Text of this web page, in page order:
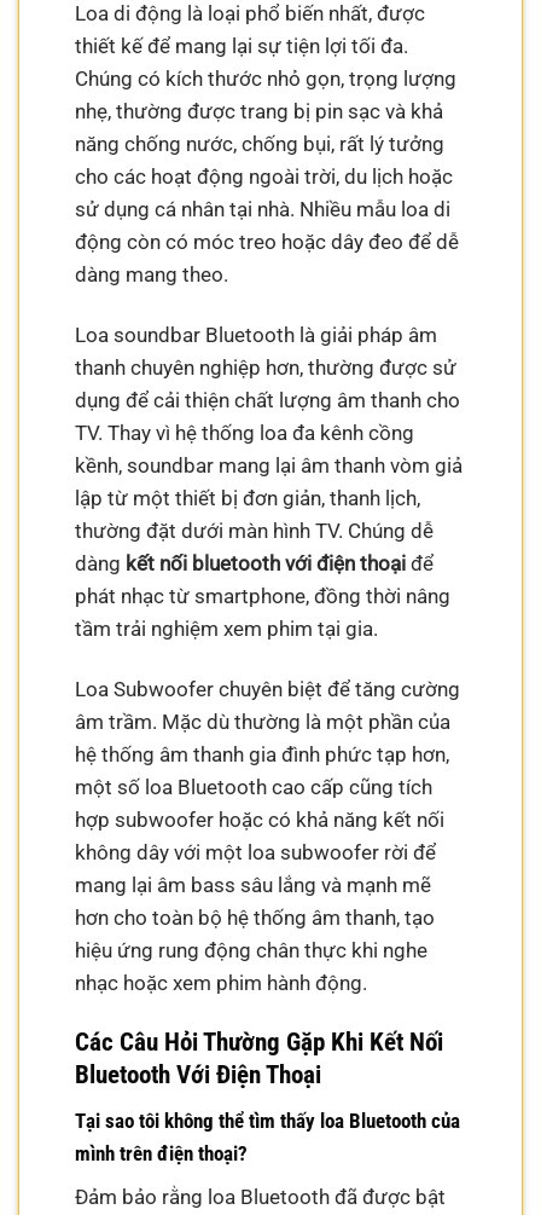
Loa di động là loại phổ biến nhất, được
thiết kế để mang lại sự tiện lợi tối đa.
Chúng có kích thước nhỏ gọn, trọng lượng
nhẹ, thường được trang bị pin sạc và khả
năng chống nước, chống bụi, rất lý tưởng
cho các hoạt động ngoài trời, du lịch hoặc
sử dụng cá nhân tại nhà. Nhiều mẫu loa di
động còn có móc treo hoặc dây đeo để dễ
dàng mang theo.
Loa soundbar Bluetooth là giải pháp âm
thanh chuyên nghiệp hơn, thường được sử
dụng để cải thiện chất lượng âm thanh cho
TV. Thay vì hệ thống loa đa kênh cồng
kềnh, soundbar mang lại âm thanh vòm giả
lập từ một thiết bị đơn giản, thanh lịch,
thường đặt dưới màn hình TV. Chúng dễ
dàng kết nối bluetooth với điện thoại để
phát nhạc từ smartphone, đồng thời nâng
tầm trải nghiệm xem phim tại gia.
Loa Subwoofer chuyên biệt để tăng cường
âm trầm. Mặc dù thường là một phần của
hệ thống âm thanh gia đình phức tạp hơn,
một số loa Bluetooth cao cấp cũng tích
hợp subwoofer hoặc có khả năng kết nối
không dây với một loa subwoofer rời để
mang lại âm bass sâu lắng và mạnh mẽ
hơn cho toàn bộ hệ thống âm thanh, tạo
hiệu ứng rung động chân thực khi nghe
nhạc hoặc xem phim hành động.
Các Câu Hỏi Thường Gặp Khi Kết Nối
Bluetooth Với Điện Thoại
Tại sao tôi không thể tìm thấy loa Bluetooth của
mình trên điện thoại?
Đảm bảo rằng loa Bluetooth đã được bật